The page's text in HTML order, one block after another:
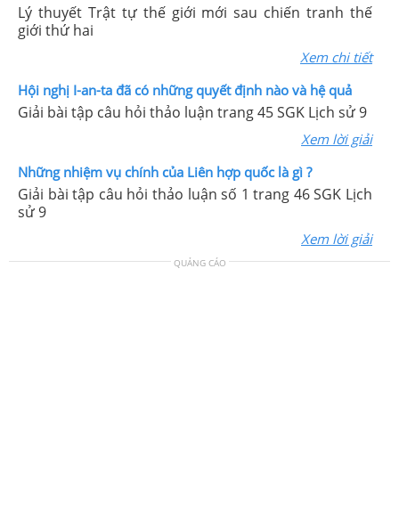
Lý thuyết Trật tự thế giới mới sau chiến tranh thế
giới thứ hai
Xem chi tiết
Hội nghị I-an-ta đã có những quyết định nào và hệ quả
Giải bài tập câu hỏi thảo luận trang 45 SGK Lịch sử 9
Xem lời giải
Những nhiệm vụ chính của Liên hợp quốc là gì ?
Giải bài tập câu hỏi thảo luận số 1 trang 46 SGK Lịch
sử 9
Xem lời giải
QUẢNG CÁO